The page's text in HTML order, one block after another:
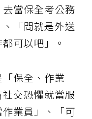
當保全考公務
「問就是外送
可以吧」。
保全、作業
交恐懼就當服
業員」、「可